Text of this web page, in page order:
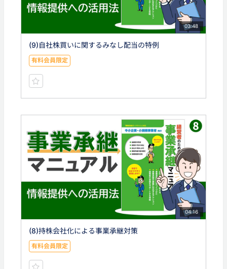
03:48
(9)自社株買いに関するみなし配当の特例
有料会員限定
04:16
(8)持株会社化による事業承継対策
有料会員限定